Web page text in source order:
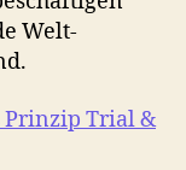
Welt-
Prinzip Trial &